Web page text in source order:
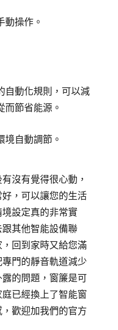
動操作。
自動化規則，可以減
而節省能源。
境自動調節。
沒有覺得很心動，
，可以讓您的生活
設定真的非常實
其他智能設備聯
回到家時又給您滿
門的靜音軌道減少
的問題，窗簾是可
已經換上了智能窗
歡迎加我們的官方